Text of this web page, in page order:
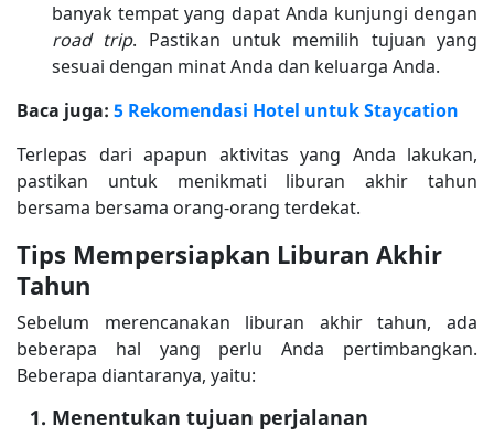
banyak tempat yang dapat Anda kunjungi dengan
road trip. Pastikan untuk memilih tujuan yang
sesuai dengan minat Anda dan keluarga Anda.
Baca juga: 5 Rekomendasi Hotel untuk Staycation
Terlepas dari apapun aktivitas yang Anda lakukan,
pastikan untuk menikmati liburan akhir tahun
bersama bersama orang-orang terdekat.
Tips Mempersiapkan Liburan Akhir
Tahun
Sebelum merencanakan liburan akhir tahun, ada
beberapa hal yang perlu Anda pertimbangkan.
Beberapa diantaranya, yaitu:
Menentukan tujuan perjalanan